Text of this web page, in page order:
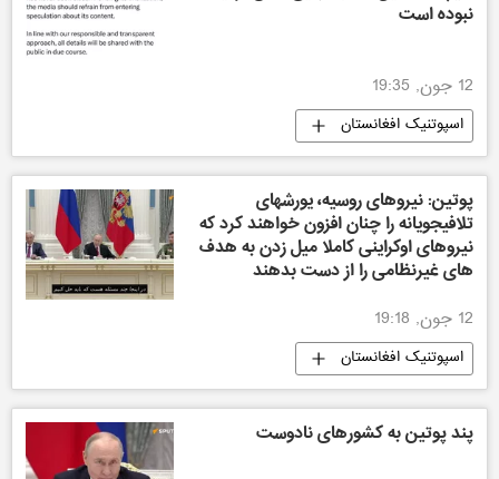
نبوده است
12 جون, 19:35
اسپوتنیک افغانستان
پوتین: نیروهای روسیه، یورشهای
تلافیجویانه را چنان افزون خواهند کرد که
نیروهای اوکراینی کاملا میل زدن به هدف
های غیرنظامی را از دست بدهند
12 جون, 19:18
اسپوتنیک افغانستان
پند پوتین به کشورهای نادوست